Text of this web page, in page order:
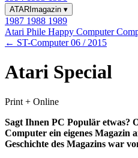
ATARImagazin ▾
1987 1988 1989
Atari Phile Happy Computer
← ST-Computer 06 / 2015
Atari Special
Print + Online
Sagt Ihnen PC Populär etwas?
Computer ein eigenes Magazin
Geschichte des Magazins war